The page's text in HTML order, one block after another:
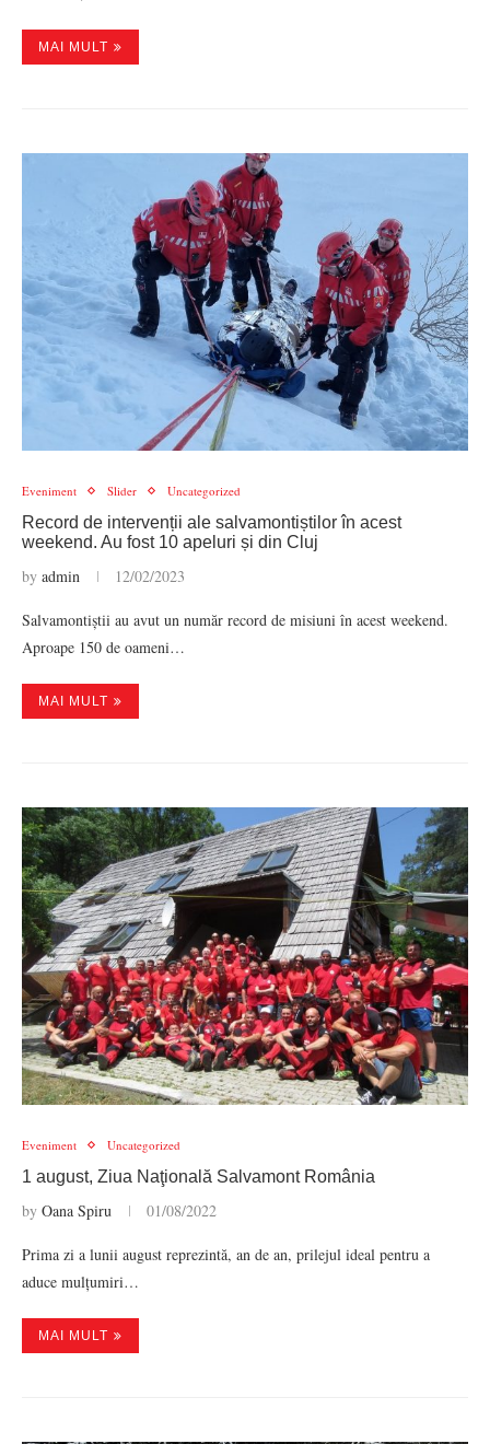
MAI MULT
Eveniment Slider Uncategorized
Record de intervenții ale salvamontiștilor în acest
weekend. Au fost 10 apeluri și din Cluj
by admin 12/02/2023
Salvamontiștii au avut un număr record de misiuni în acest weekend.
Aproape 150 de oameni…
MAI MULT
Eveniment Uncategorized
1 august, Ziua Naţională Salvamont România
by Oana Spiru 01/08/2022
Prima zi a lunii august reprezintă, an de an, prilejul ideal pentru a
aduce mulțumiri…
MAI MULT